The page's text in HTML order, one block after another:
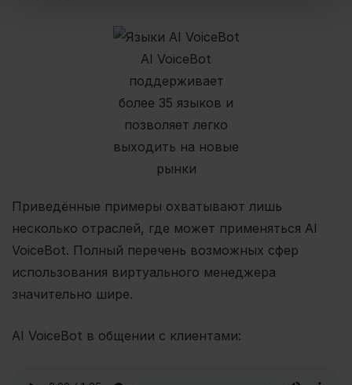
AI VoiceBot
поддерживает
более 35 языков и
позволяет легко
выходить на новые
рынки
Приведённые примеры охватывают лишь
несколько отраслей, где может применяться AI
VoiceBot. Полный перечень возможных сфер
использования виртуального менеджера
значительно шире.
AI VoiceBot в общении с клиентами: